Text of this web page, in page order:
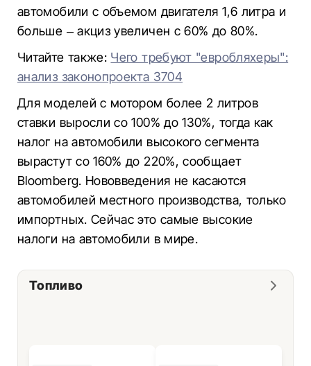
автомобили с объемом двигателя 1,6 литра и
больше – акциз увеличен с 60% до 80%.
Читайте также: Чего требуют "евробляхеры":
анализ законопроекта 3704
Для моделей с мотором более 2 литров
ставки выросли со 100% до 130%, тогда как
налог на автомобили высокого сегмента
вырастут со 160% до 220%, сообщает
Bloomberg. Нововведения не касаются
автомобилей местного производства, только
импортных. Сейчас это самые высокие
налоги на автомобили в мире.
Топливо